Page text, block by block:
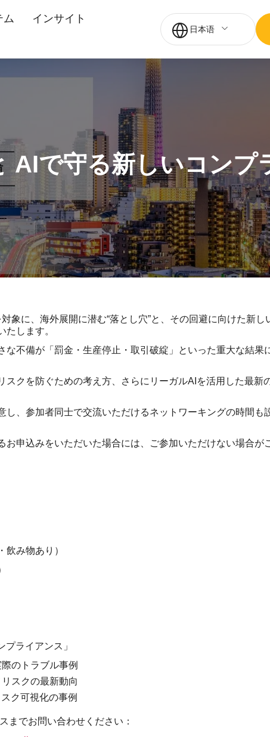
ム インサイト
日本语
AIで守る新しいコンプ
象に、海外展開に潜む“落とし穴”と、その回避に向けた新し
たします。
不備が「罰金・生産停止・取引破綻」といった重大な結果
スクを防ぐための考え方、さらにリーガルAIを活用した最新
、参加者同士で交流いただけるネットワーキングの時間も
申込みをいただいた場合には、ご参加いただけない場合が
み物あり）
プライアンス」
のトラブル事例
スクの最新動向
ク可視化の事例
までお問い合わせください：